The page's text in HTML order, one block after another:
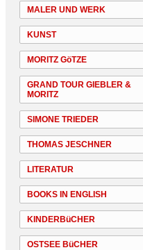
MALER UND WERK
KUNST
MORITZ GöTZE
GRAND TOUR GIEBLER &
MORITZ
SIMONE TRIEDER
THOMAS JESCHNER
LITERATUR
BOOKS IN ENGLISH
KINDERBüCHER
OSTSEE BüCHER